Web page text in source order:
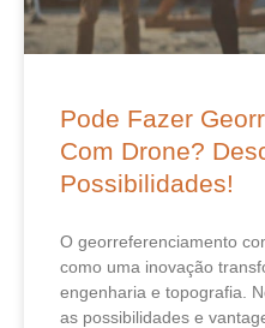
Pode Fazer
Com Drone?
Possibilidades!
O georreferenciamento
como uma inovação
engenharia e topografia.
as possibilidades e